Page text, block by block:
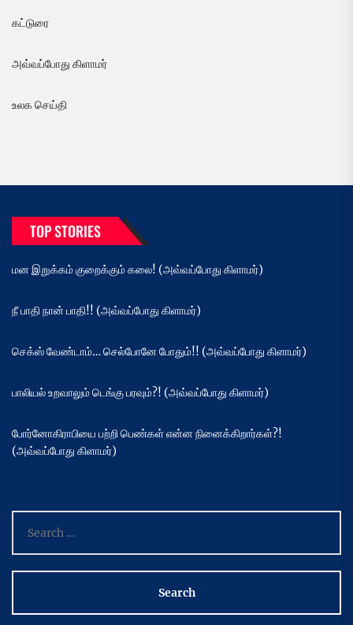
கட்டுரை
அவ்வப்போது கிளாமர்
உலக செய்தி
TOP STORIES
மன இறுக்கம் குறைக்கும் கலை! (அவ்வப்போது கிளாமர்)
நீ பாதி நான் பாதி!! (அவ்வப்போது கிளாமர்)
செக்ஸ் வேண்டாம்… செல்போனே போதும்!! (அவ்வப்போது கிளாமர்)
பாலியல் உறவாலும் டெங்கு பரவும்?! (அவ்வப்போது கிளாமர்)
போர்னோகிராபியை பற்றி பெண்கள் என்ன நினைக்கிறார்கள்?!
(அவ்வப்போது கிளாமர்)
for: